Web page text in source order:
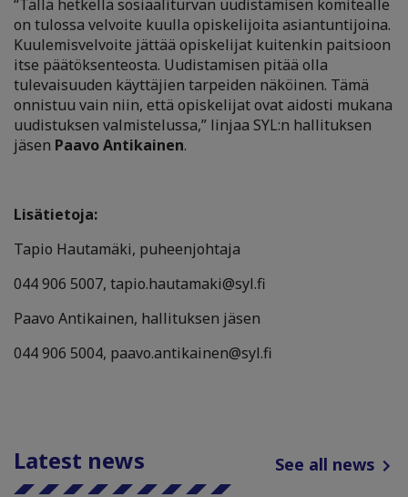
“Tällä hetkellä sosiaaliturvan uudistamisen komitealle
on tulossa velvoite kuulla opiskelijoita asiantuntijoina.
Kuulemisvelvoite jättää opiskelijat kuitenkin paitsioon
itse päätöksenteosta. Uudistamisen pitää olla
tulevaisuuden käyttäjien tarpeiden näköinen. Tämä
onnistuu vain niin, että opiskelijat ovat aidosti mukana
uudistuksen valmistelussa,” linjaa SYL:n hallituksen
jäsen Paavo Antikainen.
Lisätietoja:
Tapio Hautamäki, puheenjohtaja
044 906 5007, tapio.hautamaki@syl.fi
Paavo Antikainen, hallituksen jäsen
044 906 5004, paavo.antikainen@syl.fi
Latest news See all news